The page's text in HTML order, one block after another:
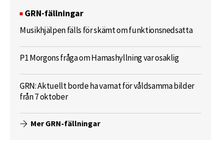
GRN-fällningar
Musikhjälpen fälls för skämt om funktionsnedsatta
P1 Morgons fråga om Hamashyllning var osaklig
GRN: Aktuellt borde ha varnat för våldsamma bilder
från 7 oktober
Mer GRN-fällningar